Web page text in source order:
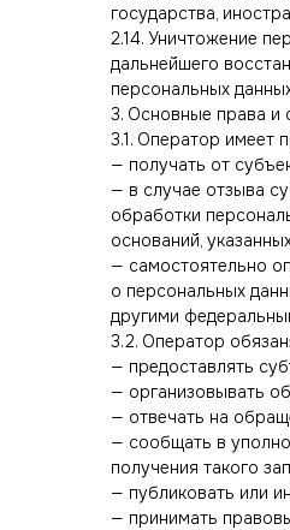
государства,
2.14. Уничтожение
дальнейшего
персональных
3. Основные права и
3.1. Оператор имеет
— получать от
— в случае отзыва
обработки
оснований,
— самостоятельно
о персональных
другими
3.2. Оператор обязан:
— предоставлять
— организовывать
— отвечать на
— сообщать в
получения такого
— публиковать или
— принимать